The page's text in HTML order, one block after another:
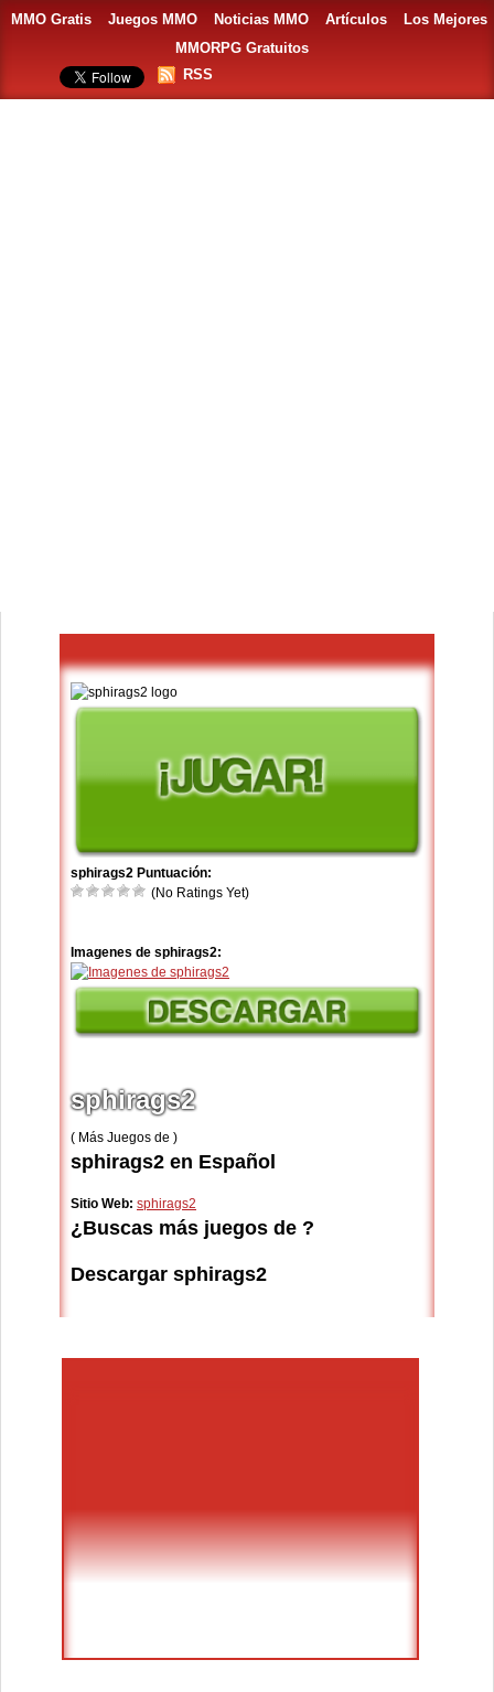
MMO Gratis Juegos MMO Noticias MMO Artículos
Los Mejores
MMORPG Gratuitos
RSS
sphirags2 Puntuación:
(No Ratings Yet)
Imagenes de sphirags2:
sphirags2
( Más Juegos de )
sphirags2 en Español
Sitio Web: sphirags2
¿Buscas más juegos de ?
Descargar sphirags2